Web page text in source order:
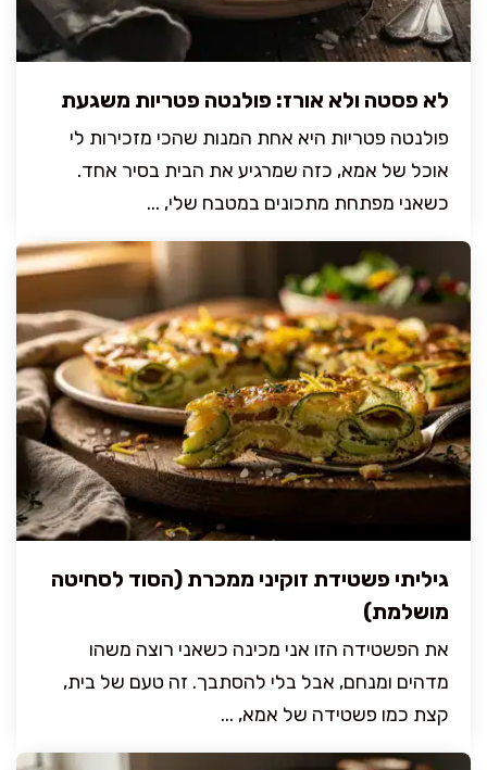
לא פסטה ולא אורז: פולנטה פטריות משגעת
פולנטה פטריות היא אחת המנות שהכי מזכירות לי
אוכל של אמא, כזה שמרגיע את הבית בסיר אחד.
כשאני מפתחת מתכונים במטבח שלי, ...
גיליתי פשטידת זוקיני ממכרת (הסוד לסחיטה
מושלמת)
את הפשטידה הזו אני מכינה כשאני רוצה משהו
מדהים ומנחם, אבל בלי להסתבך. זה טעם של בית,
קצת כמו פשטידה של אמא, ...